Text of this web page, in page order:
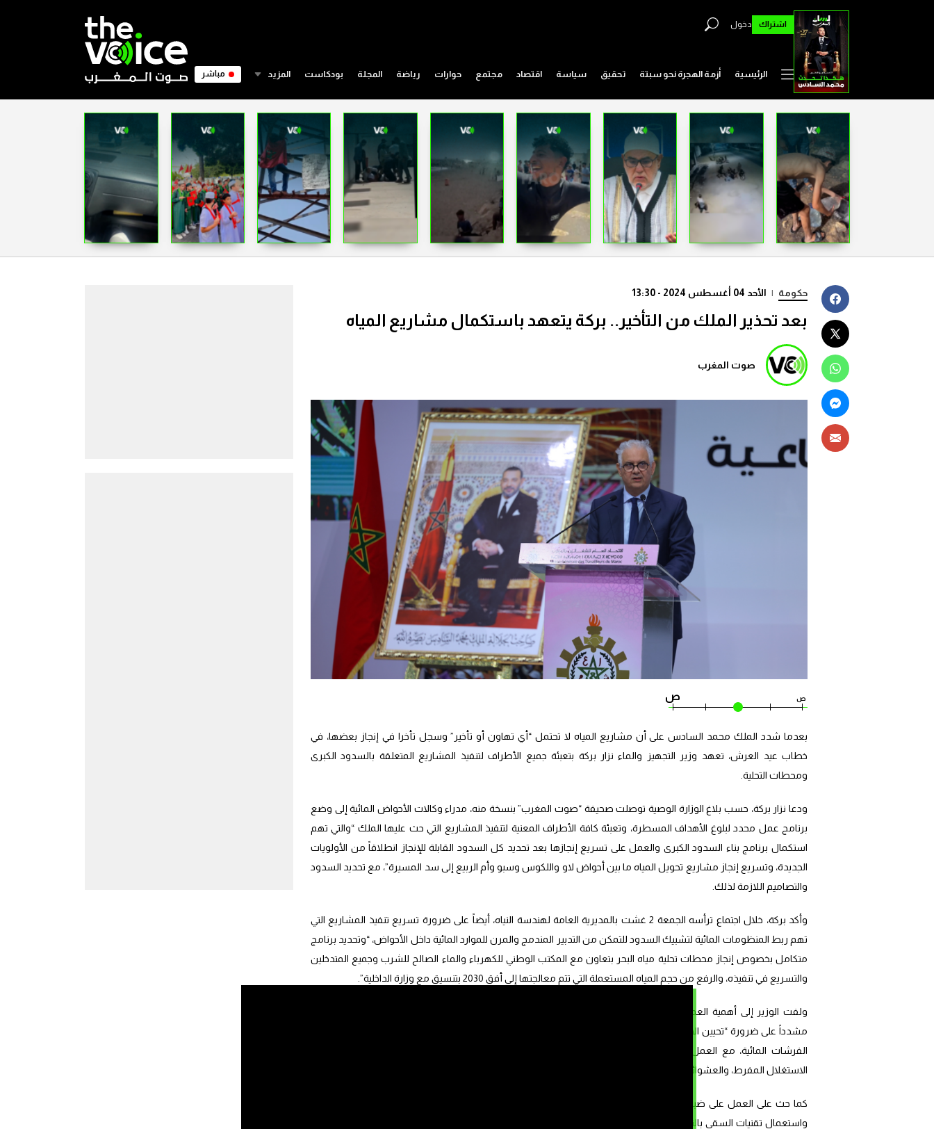
اشتراك دخول
الرئيسية أزمة الهجرة نحو سبتة تحقيق سياسة اقتصاد مجتمع حوارات رياضة المجلة بودكاست المزيد مباشر
حكومة | الأحد 04 أغسطس 2024 - 13:30
بعد تحذير الملك من التأخير.. بركة يتعهد باستكمال مشاريع المياه
صوت المغرب
ص ص
بعدما شدد الملك محمد السادس على أن مشاريع المياه لا تحتمل “أي تهاون أو تأخير” وسجل تأخرا في إنجاز بعضها، في
خطاب عيد العرش، تعهد وزير التجهيز والماء نزار بركة بتعبئة جميع الأطراف لتنفيذ المشاريع المتعلقة بالسدود الكبرى
ومحطات التحلية.
ودعا نزار بركة، حسب بلاغ الوزارة الوصية توصلت صحيفة “صوت المغرب” بنسخة منه، مدراء وكالات الأحواض المائية إلى وضع
برنامج عمل محدد لبلوغ الأهداف المسطرة، وتعبئة كافة الأطراف المعنية لتنفيذ المشاريع التي حث عليها الملك “والتي تهم
استكمال برنامج بناء السدود الكبرى والعمل على تسريع إنجازها بعد تحديد كل السدود القابلة للإنجاز انطلاقاً من الأولويات
الجديدة، وتسريع إنجاز مشاريع تحويل المياه ما بين أحواض لاو واللكوس وسبو وأم الربيع إلى سد المسيرة”، مع تحديد السدود
والتصاميم اللازمة لذلك.
وأكد بركة، خلال اجتماع ترأسه الجمعة 2 غشت بالمديرية العامة لهندسة النياه، أيضاً على ضرورة تسريع تنفيذ المشاريع التي
تهم ربط المنظومات المائية لتشبيك السدود للتمكن من التدبير المندمج والمرن للموارد المائية داخل الأحواض، “وتحديد برنامج
متكامل بخصوص إنجاز محطات تحلية مياه البحر بتعاون مع المكتب الوطني للكهرباء والماء الصالح للشرب وجميع المتدخلين
والتسريع في تنفيذه، والرفع من حجم المياه المستعملة التي تتم معالجتها إلى أفق 2030 بتنسيق مع وزارة الداخلية”.
ولفت الوزير إلى أهمية العمل على إنجاز عقود الفرشات المائية وتنفيذها وتحديد الجانب المعرفي للموارد المائية الجوفية،
مشدداً على ضرورة “تحيين الاستراتيجية الوطنية للماء أخذاً بعين الاعتبار تأثير التغيرات المناخية، وتطور الحاجيات المائية ووضعية
الفرشات المائية، مع العمل على تحيينها بكيفية مستمرة”، معلناً أنه سيتم “عقد اجتماعات مع جميع الفاعلين للحد من
الاستغلال المفرط، والعشوائي للطبقات المائية الجوفية التي تعد مورداً استراتيجياً يجب الحفاظ عليه”.
كما حث على العمل على ضبط الاقتصاد في الماء في مجالات مياه الشرب والسقي “باعتماد برامج إعادة تأهيل قنوات الجر
واستعمال تقنيات السقي بالتنقيط، وتطوير شرطة المياه ومدها بكل الوسائل البشرية والمالية اللازمة، والعمل على تقويتها